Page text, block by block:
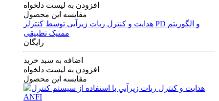
افزودن به لیست دلخواه
مقایسه این محصول
هدایت و کنترل ربات زیرآبی توسط کنترلر PD و الگوریتم
ممتیک تطبیقی
رایگان
اضافه به سبد خرید
افزودن به لیست دلخواه
مقایسه این محصول